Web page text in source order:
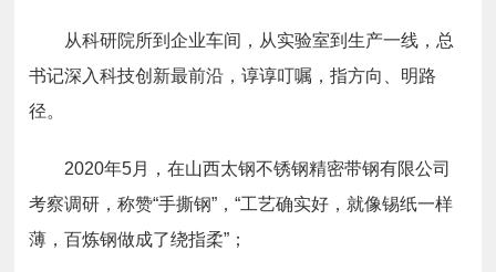
从科研院所到企业车间，从实验室到生产一线，总
书记深入科技创新最前沿，谆谆叮嘱，指方向、明路
径。
2020年5月，在山西太钢不锈钢精密带钢有限公司
考察调研，称赞“手撕钢”，“工艺确实好，就像锡纸一样
薄，百炼钢做成了绕指柔”；